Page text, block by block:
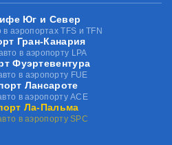
Юг и Север
аэропортах TFS и TFN
Гран-Канария
в аэропорту LPA
Фуэртевентура
в аэропорту FUE
Лансароте
в аэропорту ACE
Ла-Пальма
в аэропорту SPC